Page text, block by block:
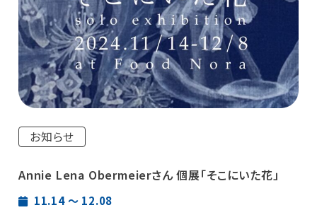
お知らせ
Annie Lena Obermeierさん 個展「そこにいた花」
11.14 〜 12.08